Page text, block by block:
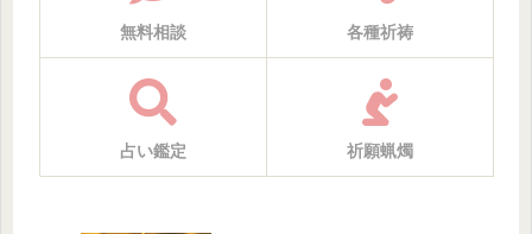
無料相談 各種祈祷
占い鑑定 祈願蝋燭